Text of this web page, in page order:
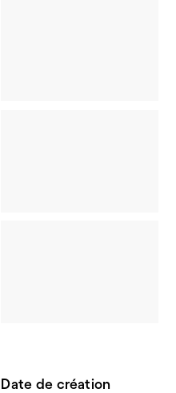
Date de création